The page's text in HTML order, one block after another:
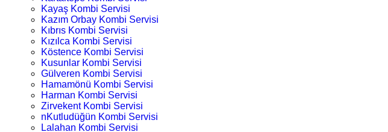
Kayaş Kombi Servisi
Kazım Orbay Kombi Servisi
Kıbrıs Kombi Servisi
Kızılca Kombi Servisi
Köstence Kombi Servisi
Kusunlar Kombi Servisi
Gülveren Kombi Servisi
Hamamönü Kombi Servisi
Harman Kombi Servisi
Zirvekent Kombi Servisi
nKutludüğün Kombi Servisi
Lalahan Kombi Servisi